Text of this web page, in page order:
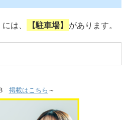
は、 【駐車場】 があります。
掲載はこちら ～